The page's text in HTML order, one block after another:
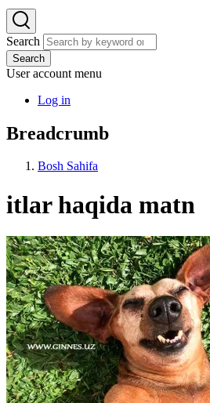
Search
Search
User account menu
Log in
Breadcrumb
Bosh Sahifa
itlar haqida matn